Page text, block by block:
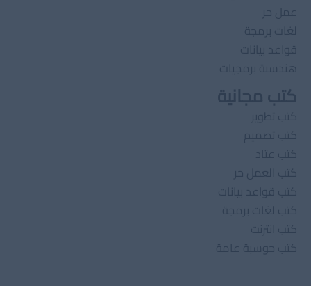
عمل حر
لغات برمجة
قواعد بيانات
هندسىة برمجيات
كتب مجانية
كتب تطوير
كتب تصميم
كتب عتاد
كتب العمل حر
كتب قواعد بيانات
كتب لغات برمجة
كتب انترنت
كتب حوسبة عامة